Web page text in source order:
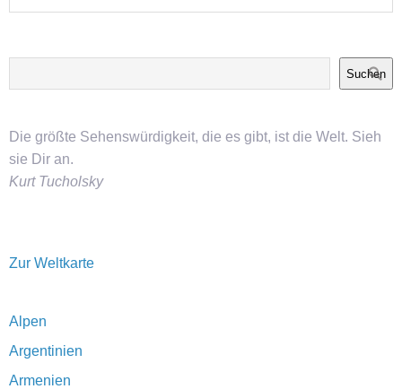
Suchen
Die größte Sehenswürdigkeit, die es gibt, ist die Welt. Sieh
sie Dir an.
Kurt Tucholsky
Zur Weltkarte
Alpen
Argentinien
Armenien